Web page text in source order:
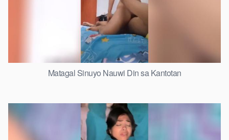
Matagal Sinuyo Nauwi Din sa Kantotan